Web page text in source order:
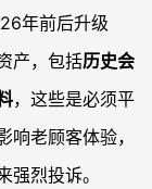
年前后升级
产，包括历史会
，这些是必须平
老顾客体验，
烈投诉。